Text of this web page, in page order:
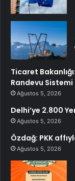
Ticaret
Randevu Sistemi
Ağustos 5, 2026
Delhi’ye 2.800
Ağustos 5, 2026
Özdağ: PKK
Ağustos 5, 2026